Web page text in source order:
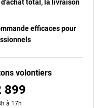
total, la livraison
efficaces pour
volontiers
899
à 17h